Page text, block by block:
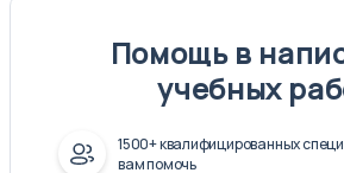
Помощь в
учебных
1500+ квалифицированных
вам помочь